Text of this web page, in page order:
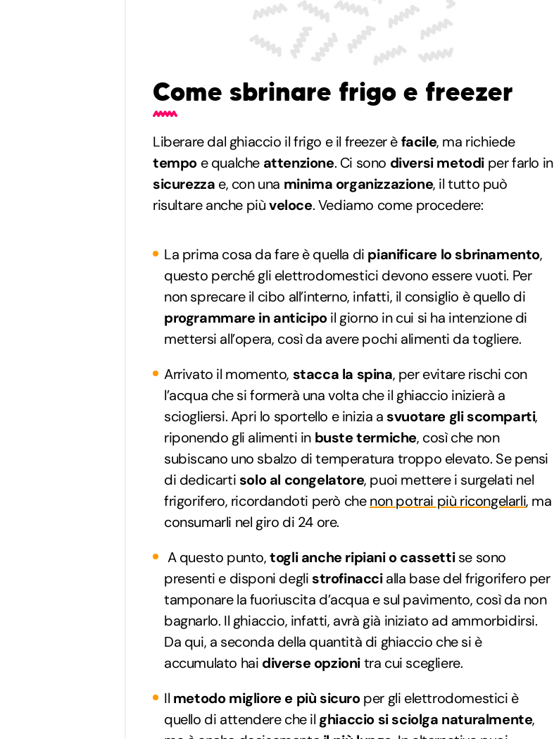
Come sbrinare frigo e freezer
Liberare dal ghiaccio il frigo e il freezer èfacile, ma richiede
tempo e qualche attenzione. Ci sono diversi metodi per farlo in
sicurezza e, con una minima organizzazione, il tutto può
risultare anche piùveloce. Vediamo come procedere:
La prima cosa da fare è quella di pianificare lo sbrinamento,
questo perché gli elettrodomestici devono essere vuoti. Per
non sprecare il cibo all’interno, infatti, il consiglio è quello di
programmare in anticipoil giorno in cui si ha intenzione di
mettersi all’opera, così da avere pochi alimenti da togliere.
Arrivato il momento, stacca la spina, per evitare rischi con
l’acqua che si formerà una volta che il ghiaccio inizierà a
sciogliersi. Apri lo sportello e inizia a svuotare gli scomparti,
riponendo gli alimenti in buste termiche, così che non
subiscano uno sbalzo di temperatura troppo elevato. Se pensi
di dedicarti solo al congelatore, puoi mettere i surgelati nel
frigorifero, ricordandoti però chenon potrai più ricongelarli, ma
consumarli nel giro di 24 ore.
A questo punto,togli anche ripiani o cassettise sono
presenti e disponi degli strofinaccialla base del frigorifero per
tamponare la fuoriuscita d’acqua e sul pavimento, così da non
bagnarlo. Il ghiaccio, infatti, avrà già iniziato ad ammorbidirsi.
Da qui, a seconda della quantità di ghiaccio che si è
accumulato hai diverse opzionitra cui scegliere.
Il metodo migliore e più sicuroper gli elettrodomestici è
quello di attendere che il ghiaccio si sciolga naturalmente,